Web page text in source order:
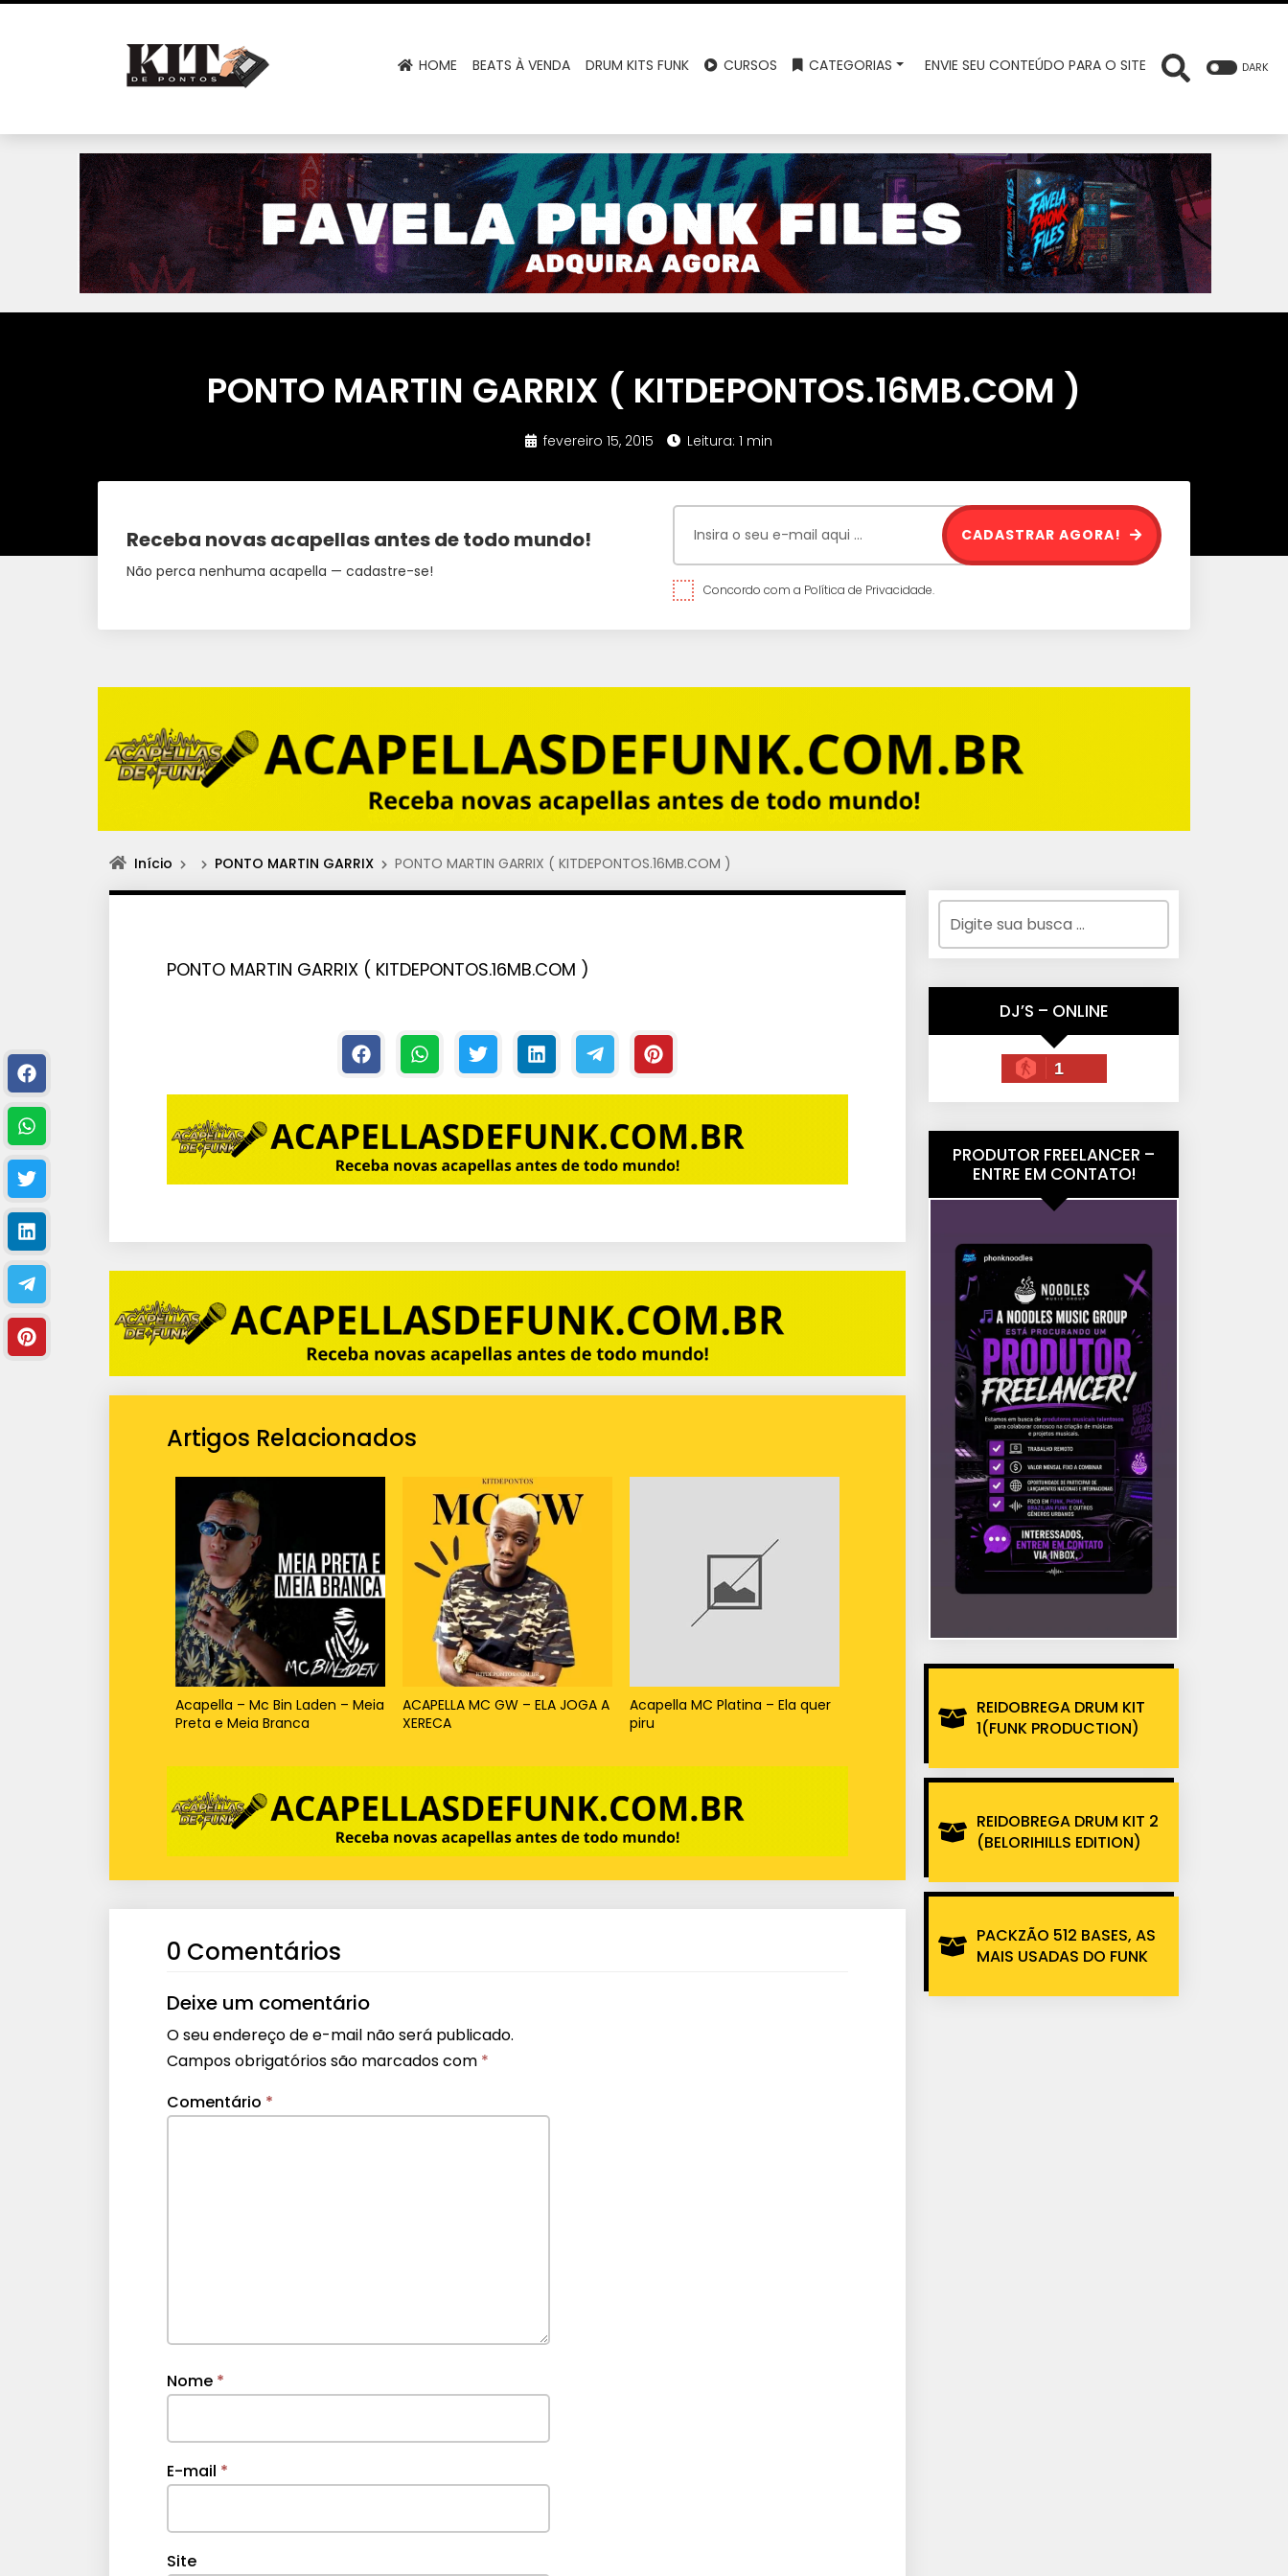
HOME BEATS À VENDA DRUM KITS FUNK CURSOS CATEGORIAS ENVIE SEU CONTEÚDO PARA O SITE DARK
PONTO MARTIN GARRIX ( KITDEPONTOS.16MB.COM )
fevereiro 15, 2015 Leitura: 1 min
Receba novas acapellas antes de todo mundo!
Não perca nenhuma acapella — cadastre-se!
Concordo com a Política de Privacidade.
CADASTRAR AGORA!
Início PONTO MARTIN GARRIX PONTO MARTIN GARRIX ( KITDEPONTOS.16MB.COM )
PONTO MARTIN GARRIX ( KITDEPONTOS.16MB.COM )
Artigos Relacionados
Acapella – Mc Bin Laden – Meia
Preta e Meia Branca
ACAPELLA MC GW – ELA JOGA A
XERECA
Acapella MC Platina – Ela quer
piru
0 Comentários
Deixe um comentário
O seu endereço de e-mail não será publicado.
Campos obrigatórios são marcados com *
Comentário *
Nome *
E-mail *
Site
DJ’S – ONLINE
1
PRODUTOR FREELANCER –
ENTRE EM CONTATO!
REIDOBREGA DRUM KIT
1(FUNK PRODUCTION)
REIDOBREGA DRUM KIT 2
(BELORIHILLS EDITION)
PACKZÃO 512 BASES, AS
MAIS USADAS DO FUNK